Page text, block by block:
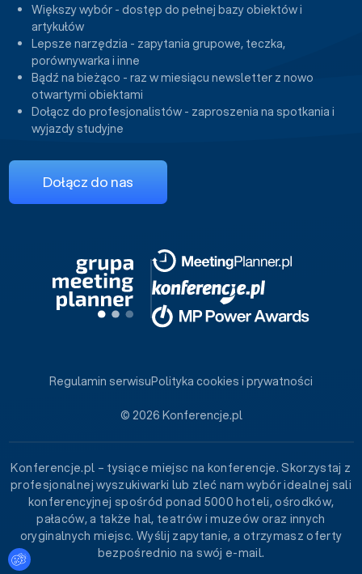
Większy wybór - dostęp do pełnej bazy obiektów i
artykułów
Lepsze narzędzia - zapytania grupowe, teczka,
porównywarka i inne
Bądź na bieżąco - raz w miesiącu newsletter z nowo
otwartymi obiektami
Dołącz do profesjonalistów - zaproszenia na spotkania i
wyjazdy studyjne
Dołącz do nas
© 2026 Konferencje.pl
Regulamin serwisuPolityka cookies i prywatności
Konferencje.pl – tysiące miejsc na konferencje. Skorzystaj z
profesjonalnej wyszukiwarki lub zleć nam wybór idealnej sali
konferencyjnej spośród ponad 5000 hoteli, ośrodków,
pałaców, a także hal, teatrów i muzeów oraz innych
oryginalnych miejsc. Wyślij zapytanie, a otrzymasz oferty
bezpośrednio na swój e-mail.
Ustawienia plików cookies